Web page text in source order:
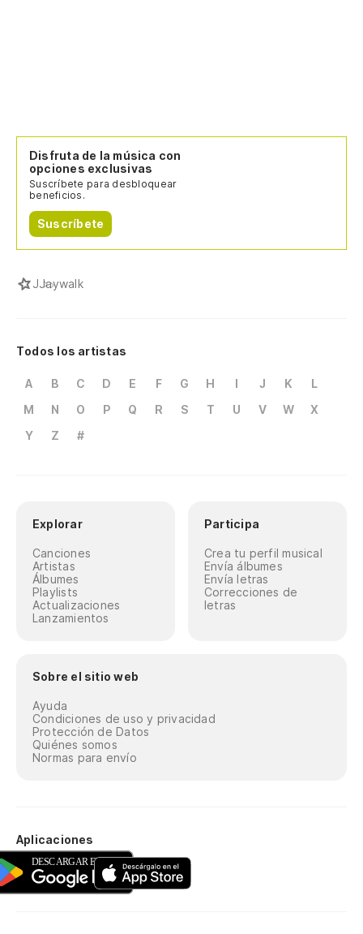
Disfruta de la música con
opciones exclusivas
Suscríbete para desbloquear
beneficios.
Suscríbete
JJaywalk
Todos los artistas
A B C D E F G H I J K
L
M
N O P Q R S T U V W
X
Y
Z #
Explorar
Canciones
Artistas
Álbumes
Playlists
Actualizaciones
Lanzamientos
Participa
Crea tu perfil musical
Envía álbumes
Envía letras
Correcciones de
letras
Sobre el sitio web
Ayuda
Condiciones de uso y privacidad
Protección de Datos
Quiénes somos
Normas para envío
Aplicaciones